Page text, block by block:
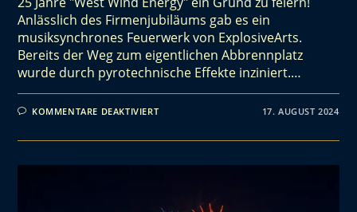
Anlässlich des Firmenjubiläums gab es ein
musiksynchrones Feuerwerk von ExplosiveArts.
Bereits der Weg zum eigentlichen Abbrennplatz
wurde durch pyrotechnische Effekte inziniert.…
KOMMENTARE DEAKTIVIERT 17. AUGUST 2024